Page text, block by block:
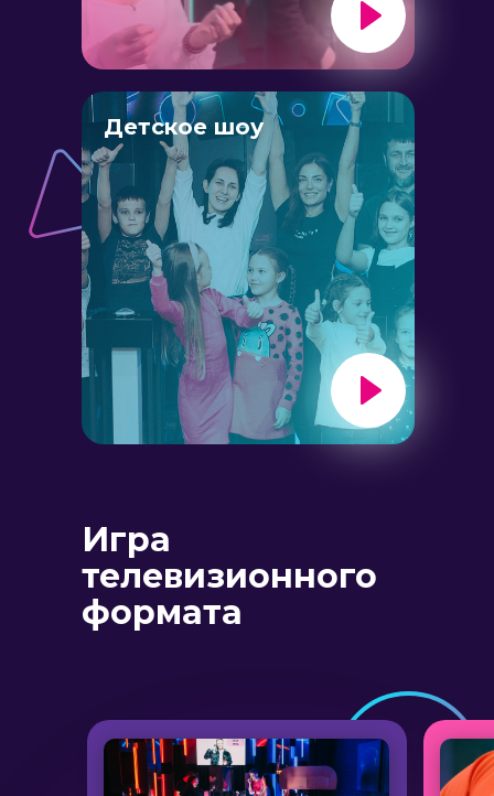
Детское шоу
Игра
телевизионного
формата